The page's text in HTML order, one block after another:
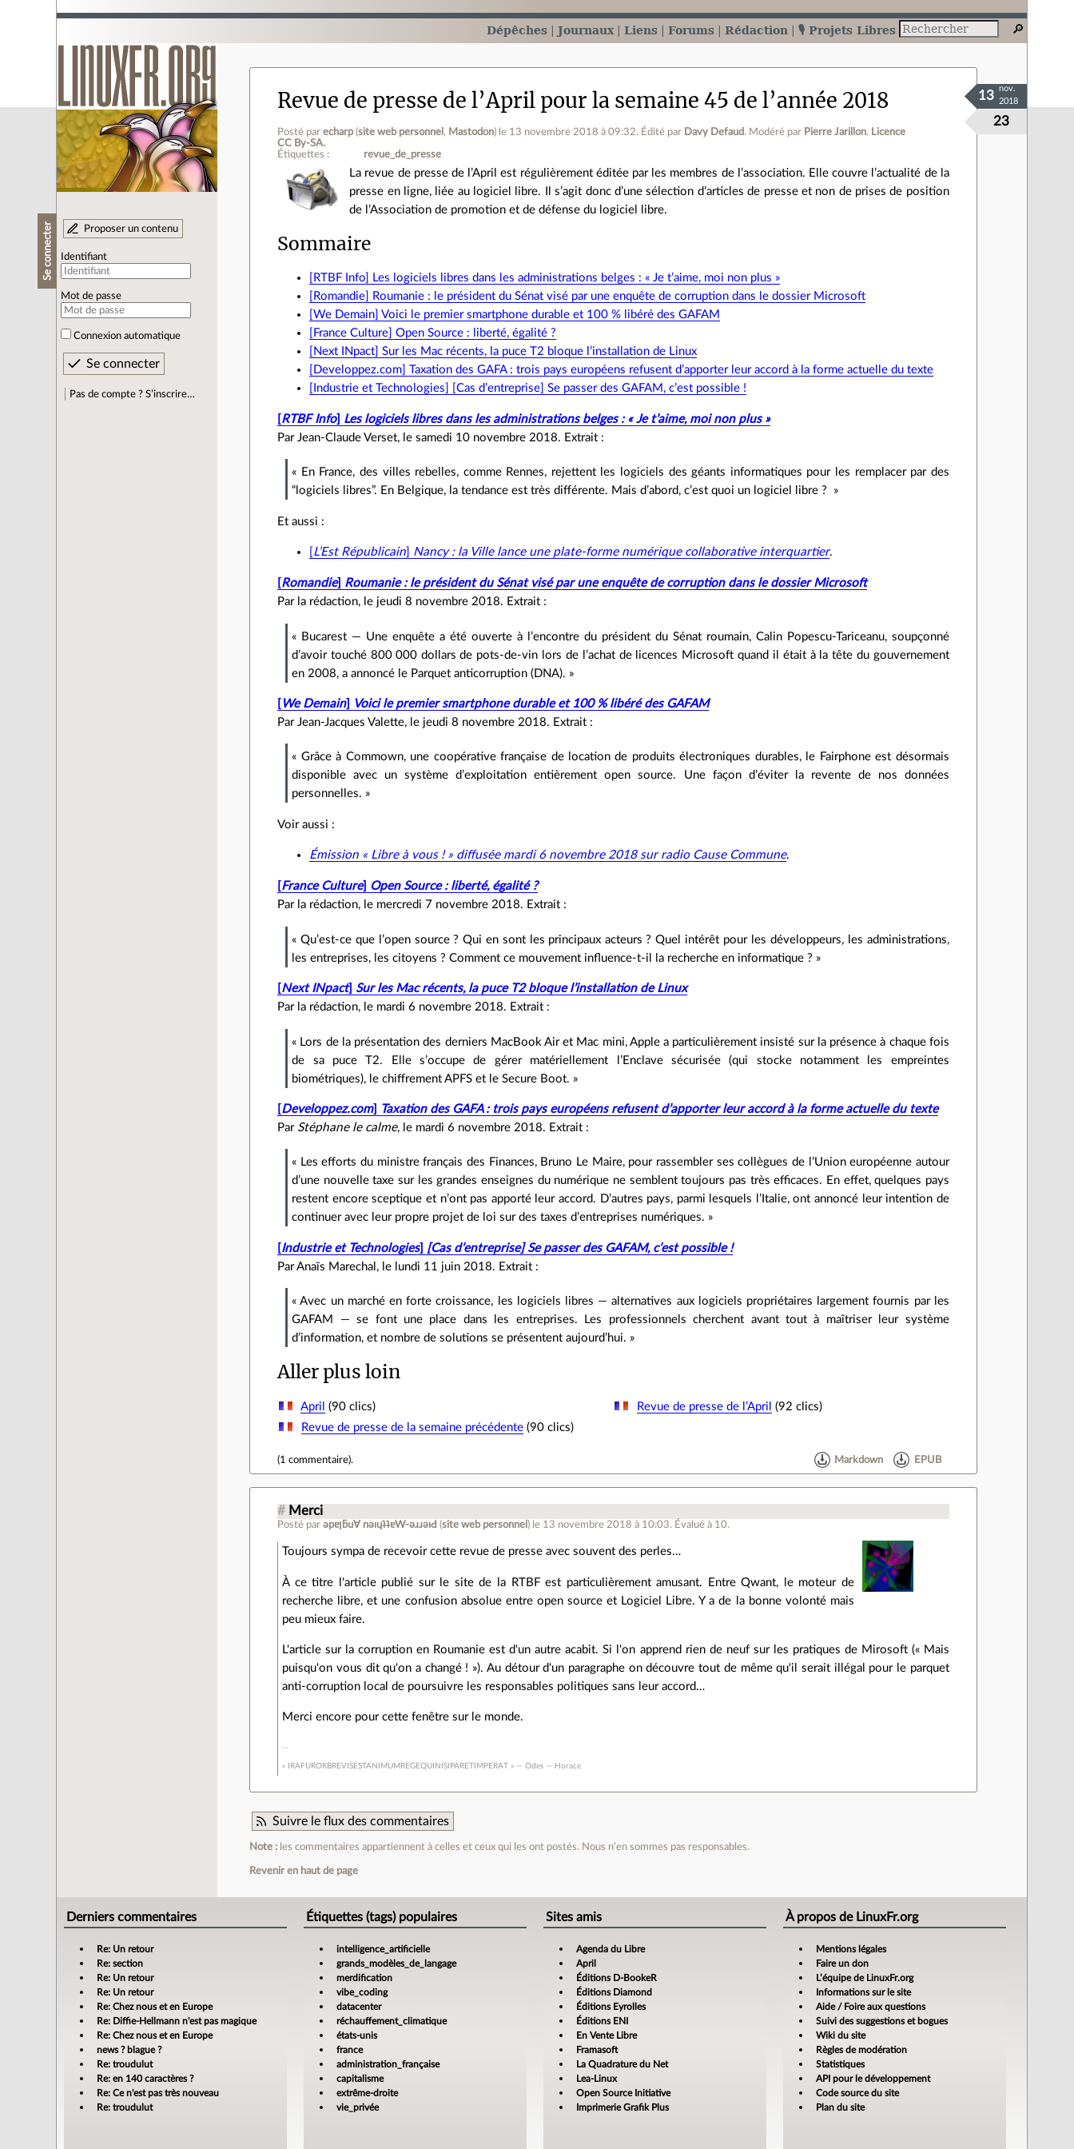
Dépêches Journaux Liens Forums Rédaction 🎙️ Projets Libres
Se connecter Proposer un contenu
Identifiant
Mot de passe
Connexion automatique
Pas de compte ? S’inscrire…
Revue de presse de l’April pour la semaine 45 de l’année 2018
Posté parecharp(site web personnel , Mastodon) le 13 novembre 2018 à 09:32. Édité par Davy Defaud. Modéré par Pierre Jarillon. Licence
CC By‑SA.
Étiquettes :
revue_de_presse
23
13
nov.
2018
La revue de presse de l’April est régulièrement éditée par les membres de l’association. Elle couvre l’actualité de la
presse en ligne, liée au logiciel libre. Il s’agit donc d’une sélection d’articles de presse et non de prises de position
de l’Association de promotion et de défense du logiciel libre.
Sommaire
[RTBF Info] Les logiciels libres dans les administrations belges : « Je t’aime, moi non plus »
[Romandie] Roumanie : le président du Sénat visé par une enquête de corruption dans le dossier Microsoft
[We Demain] Voici le premier smartphone durable et 100 % libéré des GAFAM
[France Culture] Open Source : liberté, égalité ?
[Next INpact] Sur les Mac récents, la puce T2 bloque l’installation de Linux
[Developpez.com] Taxation des GAFA : trois pays européens refusent d’apporter leur accord à la forme actuelle du texte
[Industrie et Technologies] [Cas d’entreprise] Se passer des GAFAM, c’est possible !
RTBF Info] Les logiciels libres dans les administrations belges : « Je t’aime, moi non plus »
Par Jean‐Claude Verset, le samedi 10 novembre 2018. Extrait :
« En France, des villes rebelles, comme Rennes, rejettent les logiciels des géants informatiques pour les remplacer par des
“logiciels libres”. En Belgique, la tendance est très différente. Mais d’abord, c’est quoi un logiciel libre ? »
Et aussi :
L’Est Républicain Nancy : la Ville lance une plate‐forme numérique collaborative interquartier.
Romandie] Roumanie : le président du Sénat visé par une enquête de corruption dans le dossier Microsoft
Par la rédaction, le jeudi 8 novembre 2018. Extrait :
« Bucarest — Une enquête a été ouverte à l’encontre du président du Sénat roumain, Calin Popescu‐Tariceanu, soupçonné
d’avoir touché 800 000 dollars de pots‐de‐vin lors de l’achat de licences Microsoft quand il était à la tête du gouvernement
en 2008, a annoncé le Parquet anticorruption (DNA). »
We Demain]
Voici le premier smartphone durable et 100 % libéré des GAFAM
Par Jean‐Jacques Valette, le jeudi 8 novembre 2018. Extrait :
« Grâce à Commown, une coopérative française de location de produits électroniques durables, le Fairphone est désormais
disponible avec un système d’exploitation entièrement open source. Une façon d’éviter la revente de nos données
personnelles. »
Voir aussi :
Émission « Libre à vous ! » diffusée mardi 6 novembre 2018 sur radio Cause Commune.
France Culture] Open Source : liberté, égalité ?
Par la rédaction, le mercredi 7 novembre 2018. Extrait :
« Qu’est‐ce que l’open source ? Qui en sont les principaux acteurs ? Quel intérêt pour les développeurs, les administrations,
les entreprises, les citoyens ? Comment ce mouvement influence‐t‐il la recherche en informatique ? »
Next INpact] Sur les Mac récents, la puce T2 bloque l’installation de Linux
Par la rédaction, le mardi 6 novembre 2018. Extrait :
« Lors de la présentation des derniers MacBook Air et Mac mini, Apple a particulièrement insisté sur la présence à chaque fois
de sa puce T2. Elle s’occupe de gérer matériellement l’Enclave sécurisée (qui stocke notamment les empreintes
biométriques), le chiffrement APFS et le Secure Boot. »
Developpez.com]
Taxation des GAFA : trois pays européens refusent d’apporter leur accord à la forme actuelle du texte
Par Stéphane le calme, le mardi 6 novembre 2018. Extrait :
« Les efforts du ministre français des Finances, Bruno Le Maire, pour rassembler ses collègues de l’Union européenne autour
d’une nouvelle taxe sur les grandes enseignes du numérique ne semblent toujours pas très efficaces. En effet, quelques pays
restent encore sceptique et n’ont pas apporté leur accord. D’autres pays, parmi lesquels l’Italie, ont annoncé leur intention de
continuer avec leur propre projet de loi sur des taxes d’entreprises numériques. »
[Industrie et Technologies] [Cas d’entreprise] Se passer des GAFAM, c’est possible !
Par Anaïs Marechal, le lundi 11 juin 2018. Extrait :
« Avec un marché en forte croissance, les logiciels libres — alternatives aux logiciels propriétaires largement fournis par les
GAFAM — se font une place dans les entreprises. Les professionnels cherchent avant tout à maîtriser leur système
d’information, et nombre de solutions se présentent aujourd’hui. »
Aller plus loin
April (90 clics) Revue de presse de l’April (92 clics)
Revue de presse de la semaine précédente(90 clics)
(1 commentaire). Markdown EPUB
# Merci
Posté par ǝpɐןƃu∀ nǝıɥʇʇɐW-ǝɹɹǝıԀ (site web personnel ) le 13 novembre 2018 à 10:03. Évalué à 10.
Toujours sympa de recevoir cette revue de presse avec souvent des perles…
À ce titre l'article publié sur le site de la RTBF est particulièrement amusant. Entre Qwant, le moteur de
recherche libre, et une confusion absolue entre open source et Logiciel Libre. Y a de la bonne volonté mais
peu mieux faire.
L'article sur la corruption en Roumanie est d'un autre acabit. Si l'on apprend rien de neuf sur les pratiques de Mirosoft (« Mais
puisqu'on vous dit qu'on a changé ! »). Au détour d'un paragraphe on découvre tout de même qu'il serait illégal pour le parquet
anti-corruption local de poursuivre les responsables politiques sans leur accord…
Merci encore pour cette fenêtre sur le monde.
« IRAFURORBREVISESTANIMUMREGEQUINISIPARETIMPERAT » — Odes — Horace
Suivre le flux des commentaires
Note : les commentaires appartiennent à celles et ceux qui les ont postés. Nous n’en sommes pas responsables.
Revenir en haut de page
Derniers commentaires
Re: Un retour
Re: section
Re: Un retour
Re: Un retour
Re: Chez nous et en Europe
Re: Diffie-Hellmann n'est pas magique
Re: Chez nous et en Europe
news ? blague ?
Re: troudulut
Re: en 140 caractères ?
Re: Ce n'est pas très nouveau
Re: troudulut
Étiquettes (tags) populaires
intelligence_artificielle
grands_modèles_de_langage
merdification
vibe_coding
datacenter
réchauffement_climatique
états-unis
france
administration_française
capitalisme
extrême-droite
vie_privée
Sites amis
Agenda du Libre
April
Éditions D-BookeR
Éditions Diamond
Éditions Eyrolles
Éditions ENI
En Vente Libre
Framasoft
La Quadrature du Net
Lea-Linux
Open Source Initiative
Imprimerie Grafik Plus
À propos de LinuxFr.org
Mentions légales
Faire un don
L’équipe de LinuxFr.org
Informations sur le site
Aide / Foire aux questions
Suivi des suggestions et bogues
Wiki du site
Règles de modération
Statistiques
API pour le développement
Code source du site
Plan du site